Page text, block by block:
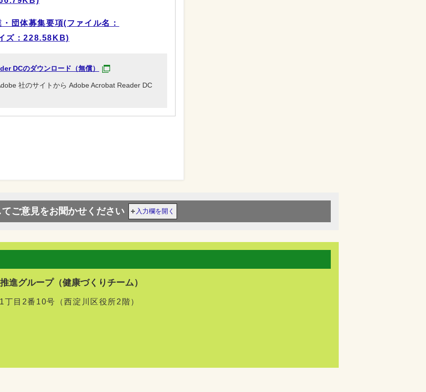
団体募集要項(ファイル名：
：228.58KB)
DCのダウンロード（無償）
社のサイトから Adobe Acrobat Reader DC
ご意見をお聞かせください 入力欄を開く
進グループ（健康づくりチーム）
目2番10号（西淀川区役所2階）